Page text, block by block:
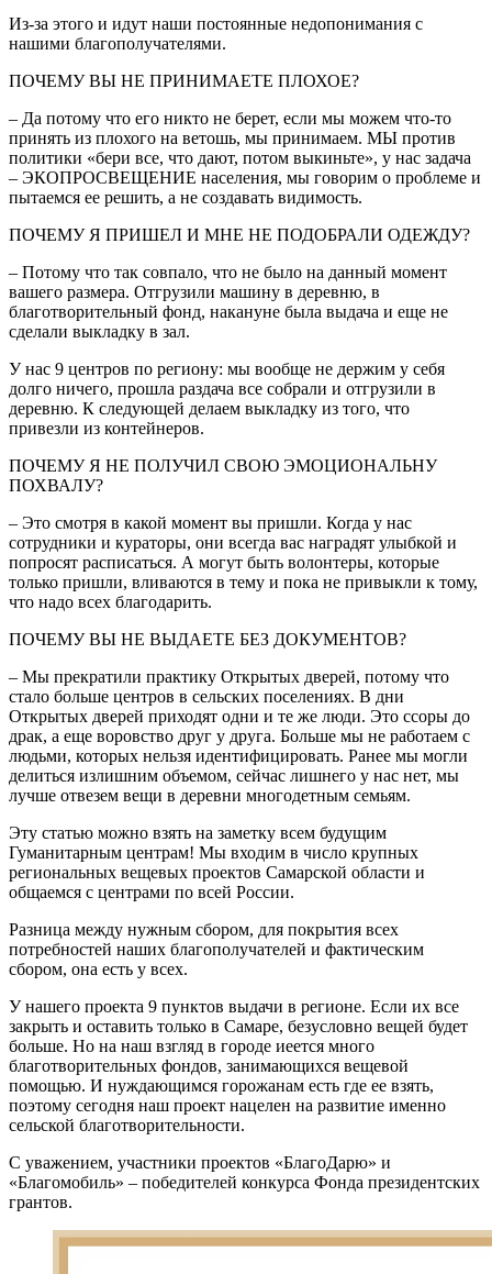
Из-за этого и идут наши постоянные недопонимания с
нашими благополучателями.
ПОЧЕМУ ВЫ НЕ ПРИНИМАЕТЕ ПЛОХОЕ?
– Да потому что его никто не берет, если мы можем что-то
принять из плохого на ветошь, мы принимаем. МЫ против
политики «бери все, что дают, потом выкиньте», у нас задача
– ЭКОПРОСВЕЩЕНИЕ населения, мы говорим о проблеме и
пытаемся ее решить, а не создавать видимость.
ПОЧЕМУ Я ПРИШЕЛ И МНЕ НЕ ПОДОБРАЛИ ОДЕЖДУ?
– Потому что так совпало, что не было на данный момент
вашего размера. Отгрузили машину в деревню, в
благотворительный фонд, накануне была выдача и еще не
сделали выкладку в зал.
У нас 9 центров по региону: мы вообще не держим у себя
долго ничего, прошла раздача все собрали и отгрузили в
деревню. К следующей делаем выкладку из того, что
привезли из контейнеров.
ПОЧЕМУ Я НЕ ПОЛУЧИЛ СВОЮ ЭМОЦИОНАЛЬНУ
ПОХВАЛУ?
– Это смотря в какой момент вы пришли. Когда у нас
сотрудники и кураторы, они всегда вас наградят улыбкой и
попросят расписаться. А могут быть волонтеры, которые
только пришли, вливаются в тему и пока не привыкли к тому,
что надо всех благодарить.
ПОЧЕМУ ВЫ НЕ ВЫДАЕТЕ БЕЗ ДОКУМЕНТОВ?
– Мы прекратили практику Открытых дверей, потому что
стало больше центров в сельских поселениях. В дни
Открытых дверей приходят одни и те же люди. Это ссоры до
драк, а еще воровство друг у друга. Больше мы не работаем с
людьми, которых нельзя идентифицировать. Ранее мы могли
делиться излишним объемом, сейчас лишнего у нас нет, мы
лучше отвезем вещи в деревни многодетным семьям.
Эту статью можно взять на заметку всем будущим
Гуманитарным центрам! Мы входим в число крупных
региональных вещевых проектов Самарской области и
общаемся c центрами по всей России.
Разница между нужным сбором, для покрытия всех
потребностей наших благополучателей и фактическим
сбором, она есть у всех.
У нашего проекта 9 пунктов выдачи в регионе. Если их все
закрыть и оставить только в Самаре, безусловно вещей будет
больше. Но на наш взгляд в городе иеется много
благотворительных фондов, занимающихся вещевой
помощью. И нуждающимся горожанам есть где ее взять,
поэтому сегодня наш проект нацелен на развитие именно
сельской благотворительности.
С уважением, участники проектов «БлагоДарю» и
«Благомобиль» – победителей конкурса Фонда президентских
грантов.